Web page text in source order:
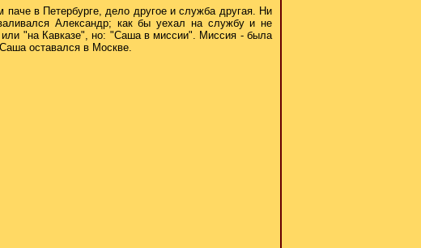
в Петербурге, дело другое и служба другая. Ни
Александр; как бы уехал на службу и не
"на Кавказе", но: "Саша в миссии". Миссия - была
оставался в Москве.